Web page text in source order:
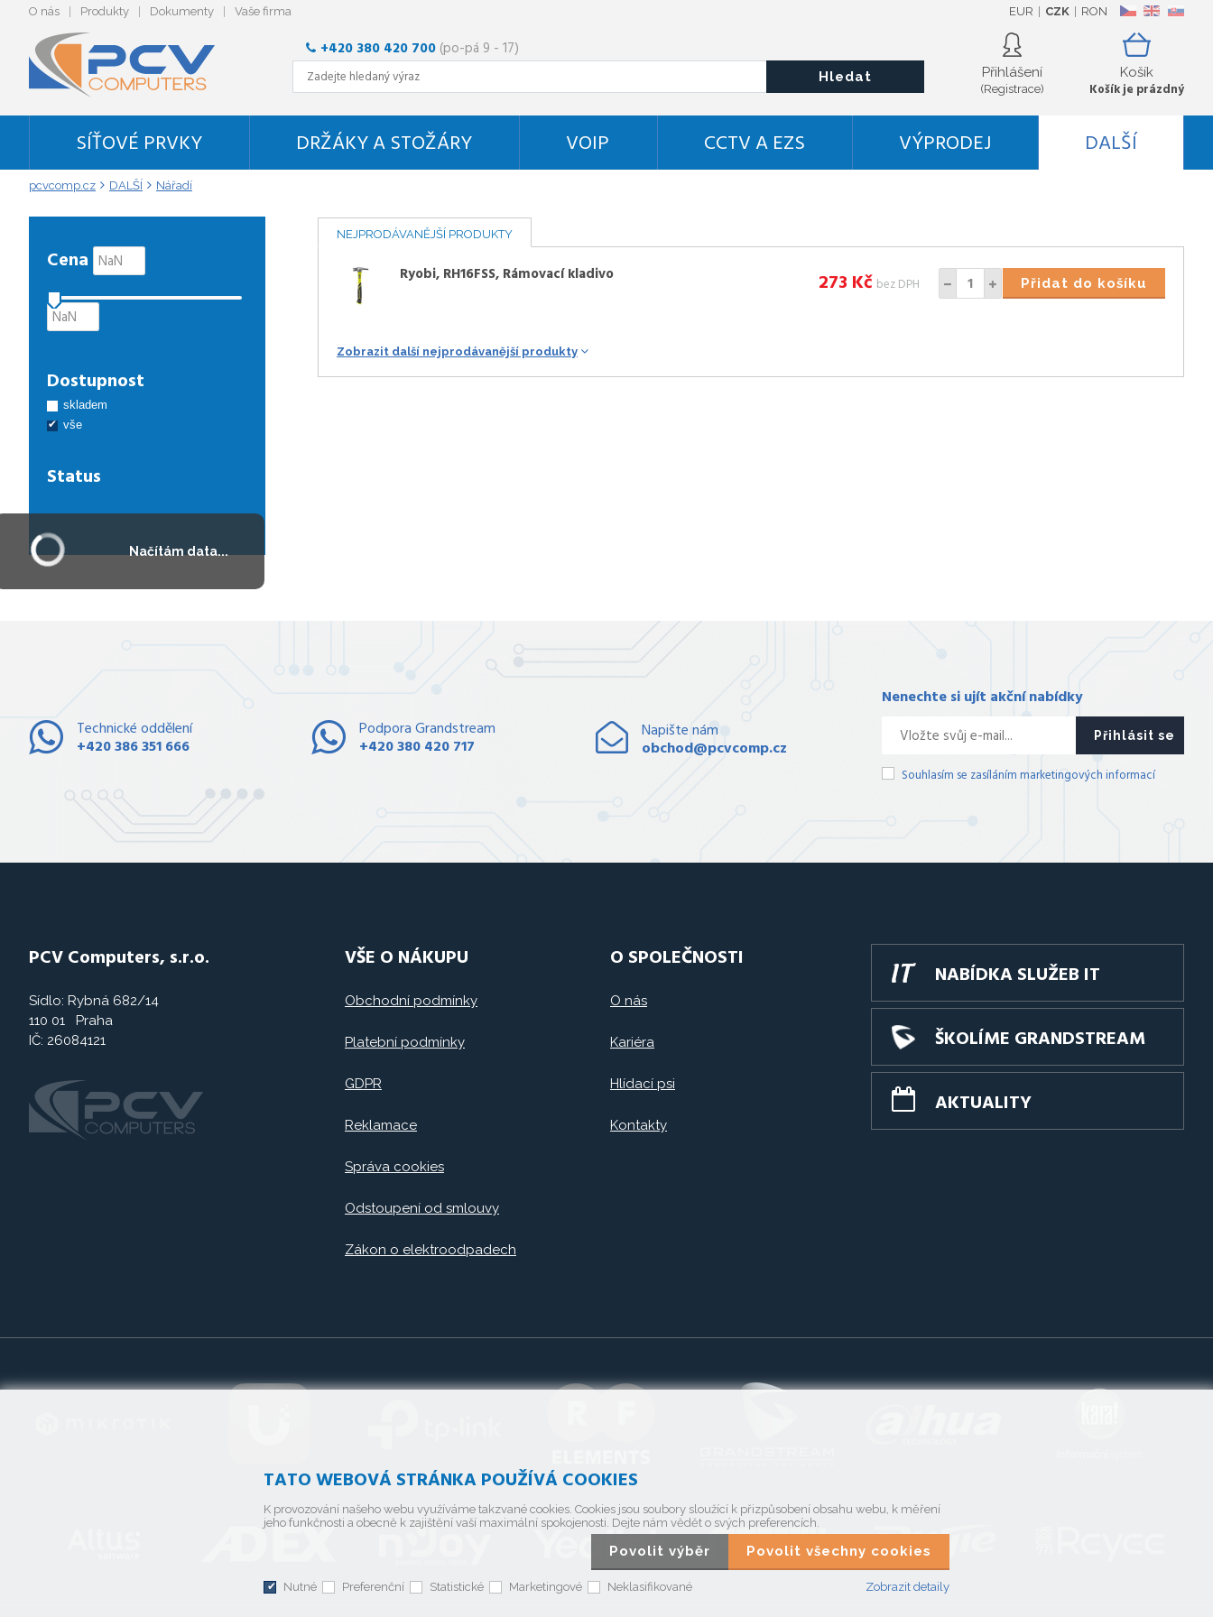
O nás Produkty Dokumenty Vaše firma CZ EN SK
EUR CZK RON
Košík
Košík je prázdný
Přihlášení
(Registrace)
+420 380 420 700 (po-pá 9 - 17)
Hledat
SÍŤOVÉ PRVKY DRŽÁKY A STOŽÁRY VOIP CCTV A EZS VÝPRODEJ DALŠÍ
pcvcomp.cz DALŠÍ Nářadí
NEJPRODÁVANĚJŠÍ PRODUKTY
Ryobi, RH16FSS, Rámovací kladivo Přidat do košíku
273 Kč bez DPH
Zobrazit další nejprodávanější produkty
Cena
Dostupnost
skladem
vše
Status
Technické oddělení
+420 386 351 666
Podpora Grandstream
+420 380 420 717
Napište nám
obchod@pcvcomp.cz
Nenechte si ujít akční nabídky
Přihlásit se
Souhlasím se zasíláním marketingových informací
PCV Computers, s.r.o.
Sídlo: Rybná 682/14
110 01 Praha
IČ: 26084121
VŠE O NÁKUPU
Obchodní podmínky
Platební podmínky
GDPR
Reklamace
Správa cookies
Odstoupení od smlouvy
Zákon o elektroodpadech
O SPOLEČNOSTI
O nás
Kariéra
Hlídací psi
Kontakty
NABÍDKA SLUŽEB IT
ŠKOLÍME GRANDSTREAM
AKTUALITY
TATO WEBOVÁ STRÁNKA POUŽÍVÁ COOKIES
K provozování našeho webu využíváme takzvané cookies. Cookies jsou soubory sloužící k přizpůsobení obsahu webu, k měření
jeho funkčnosti a obecně k zajištění vaší maximální spokojenosti. Dejte nám vědět o svých preferencích.
Povolit výběr Povolit všechny cookies
Nutné Preferenční Statistické Marketingové Neklasifikované Zobrazit detaily
Načítám data...